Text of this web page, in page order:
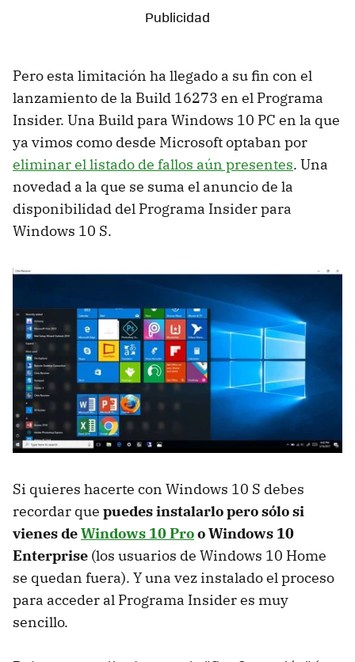
Pero esta limitación ha llegado a su fin con el
lanzamiento de la Build 16273 en el Programa
Insider. Una Build para Windows 10 PC en la que
ya vimos como desde Microsoft optaban por
eliminar el listado de fallos aún presentes. Una
novedad a la que se suma el anuncio de la
disponibilidad del Programa Insider para
Windows 10 S.
Si quieres hacerte con Windows 10 S debes
recordar que puedes instalarlo pero sólo si
vienes deWindows 10 Proo Windows 10
Enterprise (los usuarios de Windows 10 Home
se quedan fuera). Y una vez instalado el proceso
para acceder al Programa Insider es muy
sencillo.